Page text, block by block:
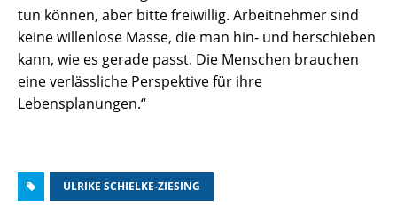
tun können, aber bitte freiwillig. Arbeitnehmer sind
keine willenlose Masse, die man hin- und herschieben
kann, wie es gerade passt. Die Menschen brauchen
eine verlässliche Perspektive für ihre
Lebensplanungen.“
ULRIKE SCHIELKE-ZIESING